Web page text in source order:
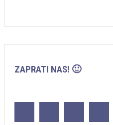
ZAPRATI NAS! 🙂